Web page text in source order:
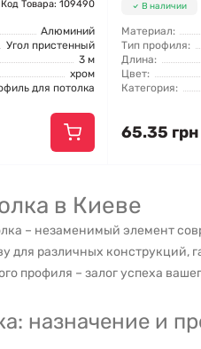
Код Товара: 109490
Алюминий
Угол пристенный
3 м
хром
для потолка
В наличии
Материал:
Тип профиля:
Длина:
Цвет:
Категория:
65.35 грн
в Киеве
– незаменимый элемент
для различных конструкций,
профиля – залог успеха
назначение и